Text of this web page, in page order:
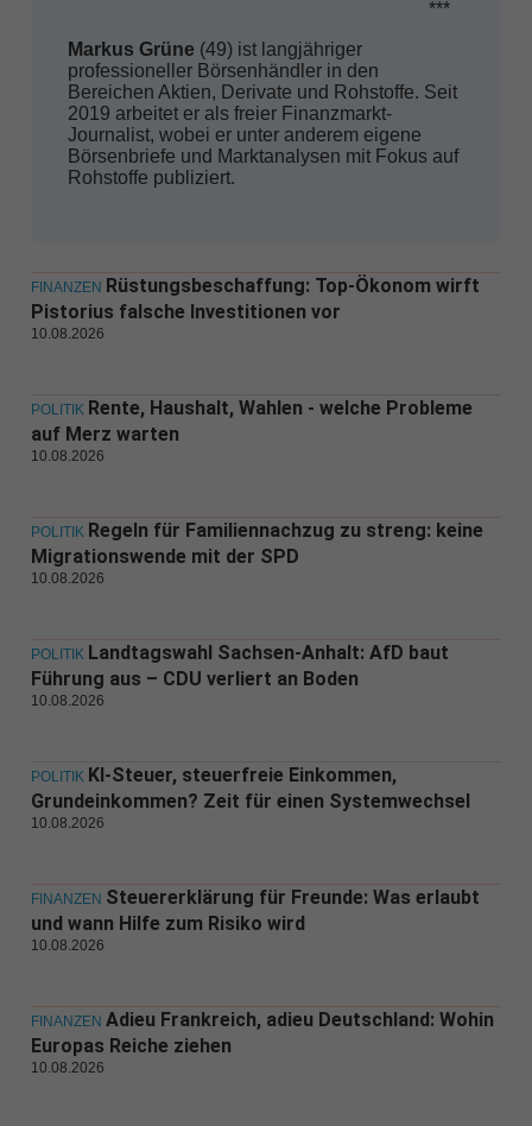
***
Markus Grüne(49) ist langjähriger
professioneller Börsenhändler in den
Bereichen Aktien, Derivate und Rohstoffe. Seit
2019 arbeitet er als freier Finanzmarkt-
Journalist, wobei er unter anderem eigene
Börsenbriefe und Marktanalysen mit Fokus auf
Rohstoffe publiziert.
FINANZEN Rüstungsbeschaffung: Top-Ökonom wirft
Pistorius falsche Investitionen vor
10.08.2026
POLITIK Rente, Haushalt, Wahlen - welche Probleme
auf Merz warten
10.08.2026
POLITIK Regeln für Familiennachzug zu streng: keine
Migrationswende mit der SPD
10.08.2026
POLITIK Landtagswahl Sachsen-Anhalt: AfD baut
Führung aus – CDU verliert an Boden
10.08.2026
POLITIK KI-Steuer, steuerfreie Einkommen,
Grundeinkommen? Zeit für einen Systemwechsel
10.08.2026
FINANZEN Steuererklärung für Freunde: Was erlaubt
und wann Hilfe zum Risiko wird
10.08.2026
FINANZEN Adieu Frankreich, adieu Deutschland: Wohin
Europas Reiche ziehen
10.08.2026